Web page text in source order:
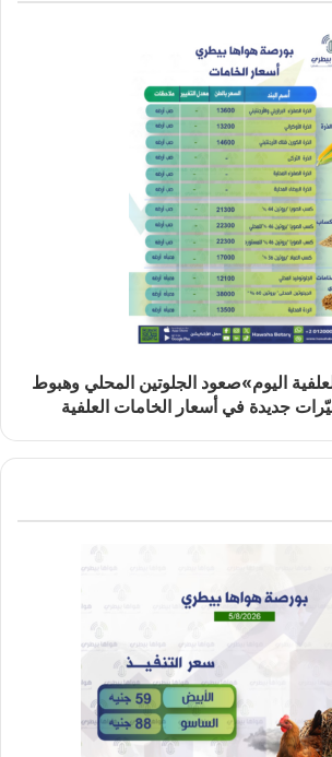
اليوم»صعود الجلوتين المحلي وهبوط
جديدة في أسعار الخامات العلفية